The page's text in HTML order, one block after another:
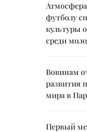
футболу
культуры
среди
Вовинам
развития
мира в
Первый